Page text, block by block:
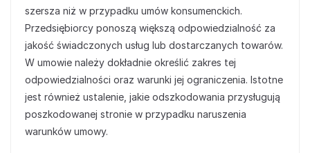
szersza niż w przypadku umów konsumenckich.
Przedsiębiorcy ponoszą większą odpowiedzialność za
jakość świadczonych usług lub dostarczanych towarów.
W umowie należy dokładnie określić zakres tej
odpowiedzialności oraz warunki jej ograniczenia. Istotne
jest również ustalenie, jakie odszkodowania przysługują
poszkodowanej stronie w przypadku naruszenia
warunków umowy.